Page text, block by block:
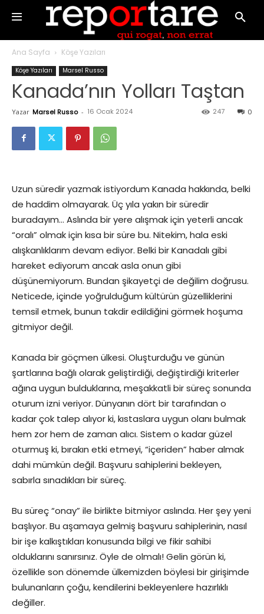
Ana Sayfa Köşe Yazıları
Köşe Yazıları Marsel Russo
Kanada’nın Yolları Taştan
Yazar Marsel Russo - 16 Ocak 2024 0
247
Uzun süredir yazmak istiyordum Kanada hakkında, belki
de haddim olmayarak. Üç yıla yakın bir süredir
buradayım… Aslında bir yere alışmak için yeterli ancak
“oralı” olmak için kısa bir süre bu. Nitekim, hala eski
alışkanlıklarım devam ediyor. Belki bir Kanadalı gibi
hareket ediyorum ancak asla onun gibi
düşünemiyorum. Bundan şikayetçi de değilim doğrusu.
Neticede, içinde yoğrulduğum kültürün güzelliklerini
temsil etmek, bunun takdir edildiğini görmek hoşuma
gitmiyor değil.
Kanada bir göçmen ülkesi. Oluşturduğu ve günün
şartlarına bağlı olarak geliştirdiği, değiştirdiği kriterler
ağına uygun bulduklarına, meşakkatli bir süreç sonunda
oturum izni veriyor. Dünyanın dört bir tarafından o
kadar çok talep alıyor ki, kıstaslara uygun olanı bulmak
hem zor hem de zaman alıcı. Sistem o kadar güzel
oturmuş ki, bırakın etki etmeyi, “içeriden” haber almak
dahi mümkün değil. Başvuru sahiplerini bekleyen,
sabırla sınadıkları bir süreç.
Bu süreç “onay” ile birlikte bitmiyor aslında. Her şey yeni
başlıyor. Bu aşamaya gelmiş başvuru sahiplerinin, nasıl
bir işe kalkıştıkları konusunda bilgi ve fikir sahibi
olduklarını sanırsınız. Öyle de olmalı! Gelin görün ki,
özellikle son dönemde ülkemizden böylesi bir girişimde
bulunanların çoğu, kendilerini bekleyenlere hazırlıklı
değiller.